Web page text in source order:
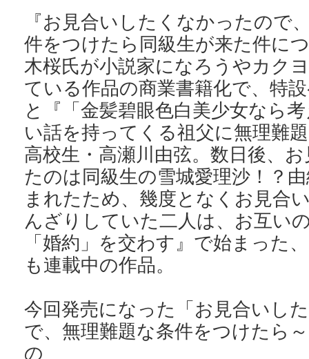
『お見合いしたくなかったので
件をつけたら同級生が来た件に
木桜氏が小説家になろうやカク
ている作品の商業書籍化で、特
と『「金髪碧眼色白美少女なら
い話を持ってくる祖父に無理難
高校生・高瀬川由弦。数日後、
たのは同級生の雪城愛理沙！？
まれたため、幾度となくお見合
んざりしていた二人は、お互い
「婚約」を交わす』で始まった
も連載中の作品。
今回発売になった「お見合いし
で、無理難題な条件をつけたら
の